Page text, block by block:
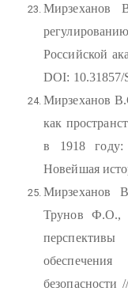
Российской
DOI: 10.31857/
Мирзеханов
как
в 1918
Новейшая
Мирзеханов
Трунов Ф.О.,